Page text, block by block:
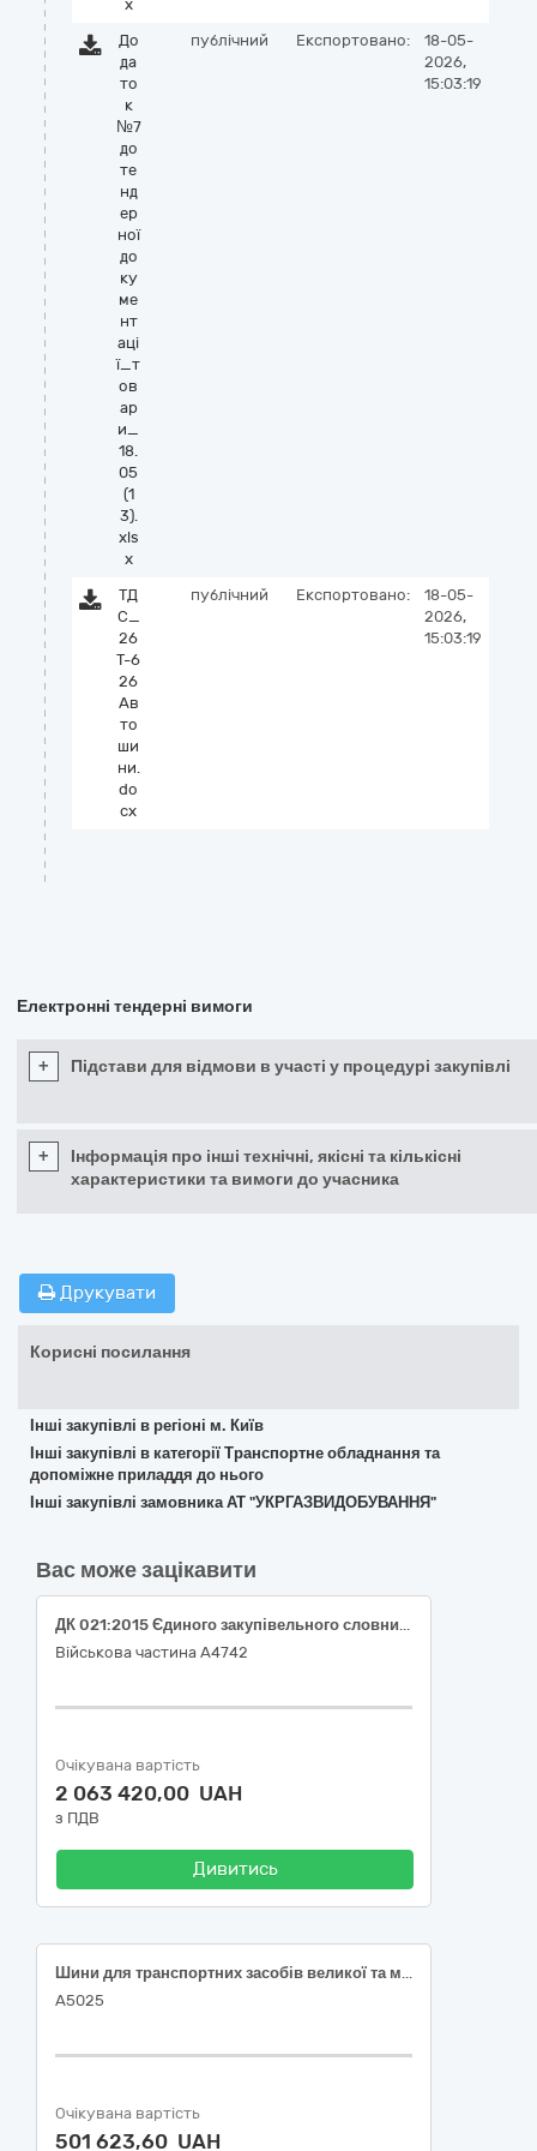
x
До
да
то
к
№7
до
те
нд
ер
ної
до
ку
ме
нт
аці
ї_т
ов
ар
и_
18.
05
(1
3).
xls
x
публічний Експортовано:
18-05-
2026,
15:03:19
ТД
С_
26
Т-6
26
Ав
то
ши
ни.
do
cx
публічний Експортовано:
18-05-
2026,
15:03:19
Електронні тендерні вимоги
+ Підстави для відмови в участі у процедурі закупівлі
+
Інформація про інші технічні, якісні та кількісні
характеристики та вимоги до учасника
Друкувати
Корисні посилання
Інші закупівлі в регіоні м. Київ
Інші закупівлі в категорії Транспортне обладнання та
допоміжне приладдя до нього
Інші закупівлі замовника АТ "УКРГАЗВИДОБУВАННЯ"
Вас може зацікавити
ДК 021:2015 Єдиного закупівельного словника 34350000-5 Шини для транспортних засобів великої та малої тоннажності (автомобільні шини, 3 найменування)
Військова частина А4742
Очікувана вартість
2 063 420,00 UAH
з ПДВ
Дивитись
Шини для транспортних засобів великої та малої тоннажності.
А5025
Очікувана вартість
501 623,60 UAH